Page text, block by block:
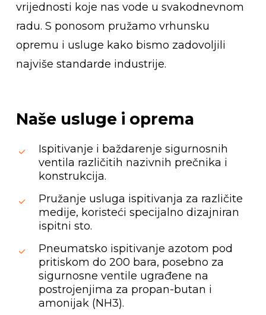
vrijednosti koje nas vode u svakodnevnom
radu. S ponosom pružamo vrhunsku
opremu i usluge kako bismo zadovoljili
najviše standarde industrije.
Naše usluge i oprema
Ispitivanje i baždarenje sigurnosnih
ventila različitih nazivnih prečnika i
konstrukcija.
Pružanje usluga ispitivanja za različite
medije, koristeći specijalno dizajniran
ispitni sto.
Pneumatsko ispitivanje azotom pod
pritiskom do 200 bara, posebno za
sigurnosne ventile ugrađene na
postrojenjima za propan-butan i
amonijak (NH3).